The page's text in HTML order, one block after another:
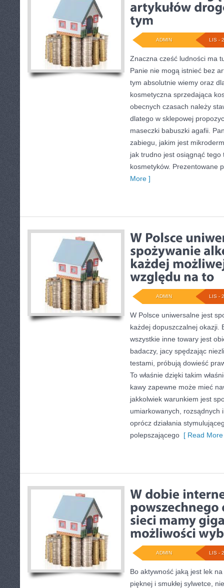
LIS -
ADMIN
Znaczna cześć ludności ma
Panie nie mogą istnieć bez
tym absolutnie wiemy oraz
kosmetyczna sprzedająca
obecnych czasach należy
dlatego w sklepowej
maseczki babuszki agafii.
zabiegu, jakim jest
jak trudno jest osiągnąć
kosmetyków. Prezentowane
More ]
LIS -
ADMIN
W Polsce uniwersalne jest
każdej dopuszczalnej okazji.
wszystkie inne towary jest
badaczy, jacy spędzając
testami, próbują dowieść
To właśnie dzięki takim
kawy zapewne może mieć
jakkolwiek warunkiem jest
umiarkowanych, rozsądnych
oprócz działania
polepszającego [ Read
LIS -
ADMIN
Bo aktywność jaką jest lek
pięknej i smukłej sylwetce,